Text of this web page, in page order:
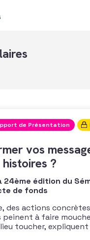
de Présentation
vos
?
édition du
de fonds
des actions
à faire
toucher, expliquent